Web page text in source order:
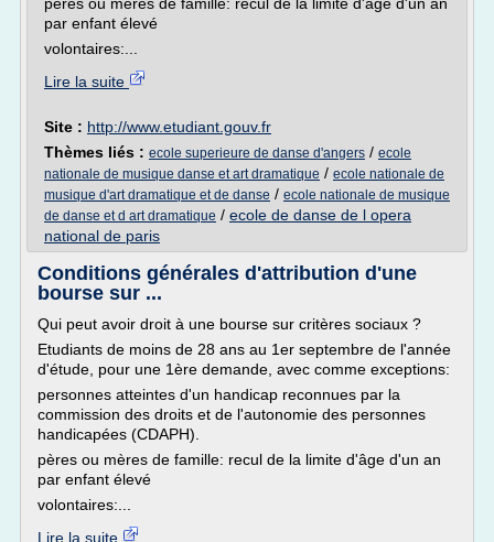
par enfant élevé
volontaires:...
Lire la suite
Site : http://www.etudiant.gouv.fr
Thèmes liés : ecole superieure de danse d'angers / ecole
nationale de musique danse et art dramatique / ecole nationale de
musique d'art dramatique et de danse / ecole nationale de musique
de danse et d art dramatique / ecole de danse de l opera
national de paris
Conditions générales d'attribution d'une
bourse sur ...
Qui peut avoir droit à une bourse sur critères sociaux ?
Etudiants de moins de 28 ans au 1er septembre de l'année
d'étude, pour une 1ère demande, avec comme exceptions:
personnes atteintes d'un handicap reconnues par la
commission des droits et de l'autonomie des personnes
handicapées (CDAPH).
pères ou mères de famille: recul de la limite d'âge d'un an
par enfant élevé
volontaires:...
Lire la suite